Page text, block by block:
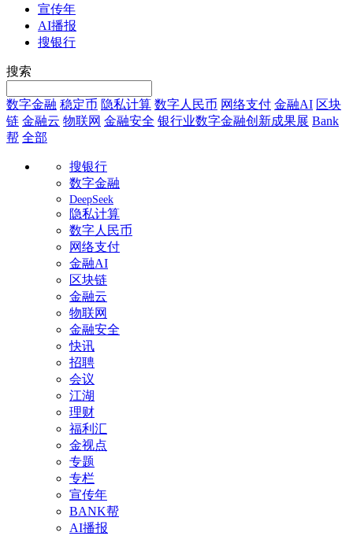
宣传年
AI播报
搜银行
搜索
数字金融 稳定币 隐私计算 数字人民币 网络支付 金融AI 区块
链 金融云 物联网 金融安全 银行业数字金融创新成果展 Bank
帮 全部
搜银行
数字金融
DeepSeek
隐私计算
数字人民币
网络支付
金融AI
区块链
金融云
物联网
金融安全
快讯
招聘
会议
江湖
理财
福利汇
金视点
专题
专栏
宣传年
BANK帮
AI播报